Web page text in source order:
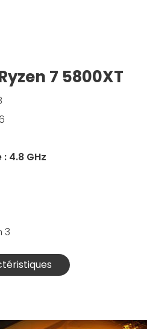
7 5800XT
4.8 GHz
3